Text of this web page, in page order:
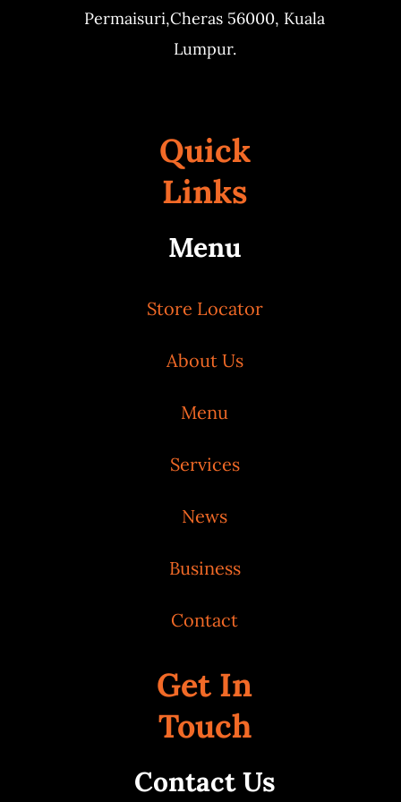
Permaisuri,Cheras 56000, Kuala
Lumpur.
Quick
Links
Menu
Store Locator
About Us
Menu
Services
News
Business
Contact
Get In
Touch
Contact Us